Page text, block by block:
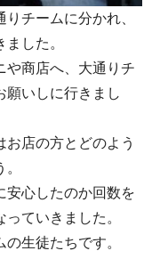
チームに分かれ、
した。
や商店へ、大通りチ
願いしに行きまし
店の方とどのよう
安心したのか回数を
ていきました。
生徒たちです。